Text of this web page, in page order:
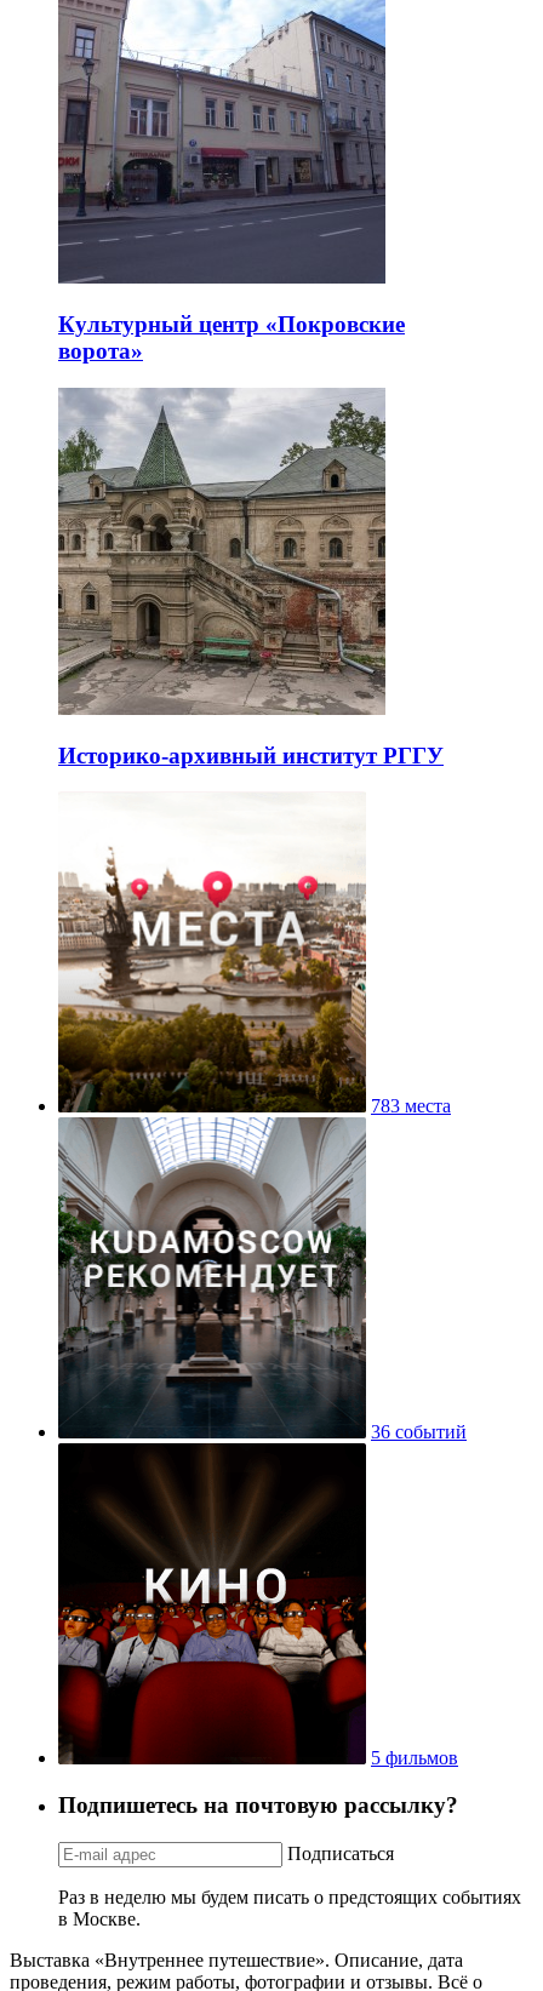
Культурный центр «Покровские
ворота»
Историко-архивный институт РГГУ
783 места
36 событий
5 фильмов
Подпишетесь на почтовую рассылку?
Подписаться
Раз в неделю мы будем писать о предстоящих событиях
в Москве.
Выставка «Внутреннее путешествие». Описание, дата
проведения, режим работы, фотографии и отзывы. Всё о